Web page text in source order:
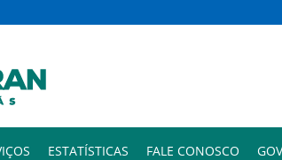
ESTATÍSTICAS FALE CONOSCO